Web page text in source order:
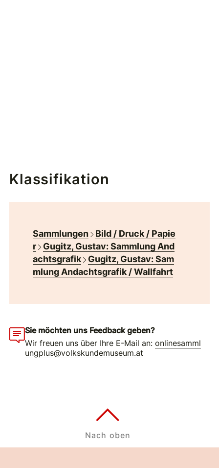
Klassifikation
Sammlungen
Bild / Druck / Papie
r
Gugitz, Gustav: Sammlung And
achtsgrafik
Gugitz, Gustav: Sam
mlung Andachtsgrafik / Wallfahrt
Sie möchten uns Feedback geben?
Wir freuen uns über Ihre E-Mail an:onlinesamml
ungplus@volkskundemuseum.at
Nach oben